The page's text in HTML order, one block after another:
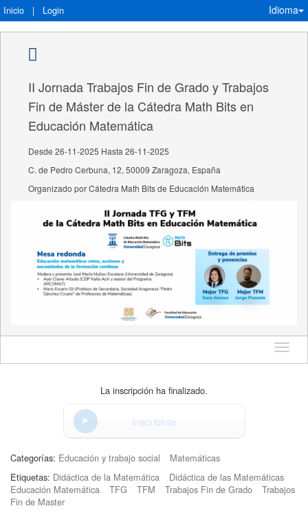
Inicio | Login Idioma
II Jornada Trabajos Fin de Grado y Trabajos
Fin de Máster de la Cátedra Math Bits en
Educación Matemática
Desde 26-11-2025 Hasta 26-11-2025
C. de Pedro Cerbuna, 12, 50009 Zaragoza, España
Organizado por Cátedra Math Bits de Educación Matemática
Idioma
La inscripción ha finalizado.
Inscribirse
Categorías: Educación y trabajo social
Matemáticas
Etiquetas: Didáctica de la Matemática
Didáctica de las Matemáticas
Educación Matemática
TFG TFM Trabajos Fin de Grado
Trabajos
Fin de Master